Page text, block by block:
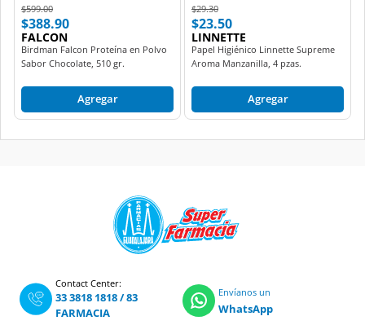
Price reduced from
$599.00to
$388.90
FALCON
Birdman Falcon Proteína en Polvo
Sabor Chocolate, 510 gr.
Agregar
Price reduced from
$29.30to
$23.50
LINNETTE
Papel Higiénico Linnette Supreme
Aroma Manzanilla, 4 pzas.
Agregar
Contact Center:
33 3818 1818/83
FARMACIA
Envíanos un
WhatsApp